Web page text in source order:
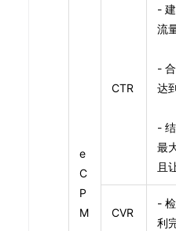
e
C
P
M
CTR
-
流
-
达
-
最
且
CVR
-
利